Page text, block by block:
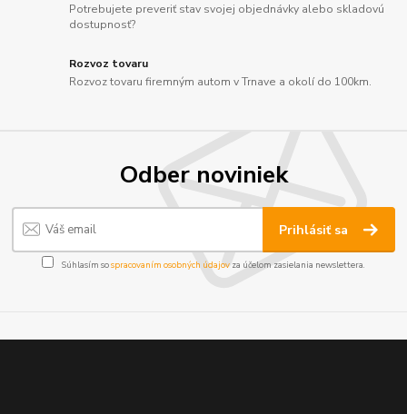
Potrebujete preveriť stav svojej objednávky alebo skladovú
dostupnosť?
Rozvoz tovaru
Rozvoz tovaru firemným autom v Trnave a okolí do 100km.
Odber noviniek
Prihlásiť sa
Súhlasím sospracovaním osobných údajov za účelom zasielania newslettera.